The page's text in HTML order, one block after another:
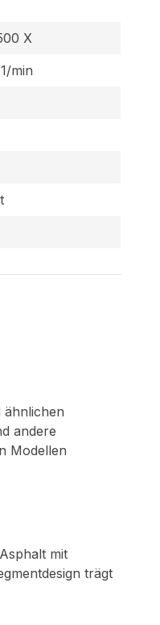
X
min
ähnlichen
andere
Modellen
mit
trägt